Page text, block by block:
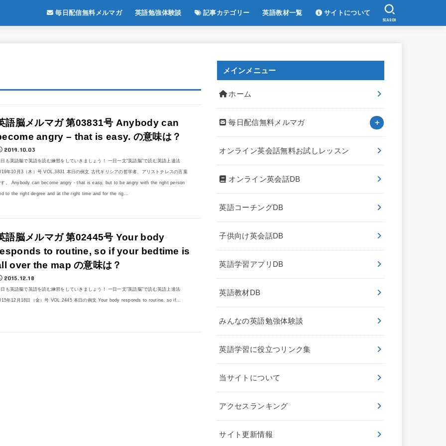
毎日配信無料メルマガ 英語勉強体験談 記事カテゴリー 英語教材一覧 サイトについて
SEARCH
語脳メルマガ 第03831号 Anybody can
angry – that is easy. の意味は？
2019.10.03
も英語脳で英語を読む練習をしていきましょう！ 一日一文“英語脳”で読む英語上達法
年10月3（木）号 VOL.3831 本日の例文 古代ギリシアの哲学者、アリストテレスの言葉
す。 Anybody can become angry - that is easy, but to be angry with the right person
to the right degree and at the right time and for the rig...
語脳メルマガ 第02445号 Your body
to routine, so if your bedtime is
over the map の意味は？
2015.12.18
も英語脳で英語を読む練習をしていきましょう！ 一日一文“英語脳”で読む英語上達法
年12月18日（金）号 VOL.2445 本日の例文 Your body responds to routine, so if...
メインメニュー
ホーム
毎日配信無料メルマガ
オンライン英会話無料お試しレッスン
オンライン英会話DB
英語コーチングDB
子供向け英会話DB
英語学習アプリDB
英語教材DB
みんなの英語勉強体験談
英語学習に役立つリンク集
当サイトについて
アクセスランキング
サイト更新情報